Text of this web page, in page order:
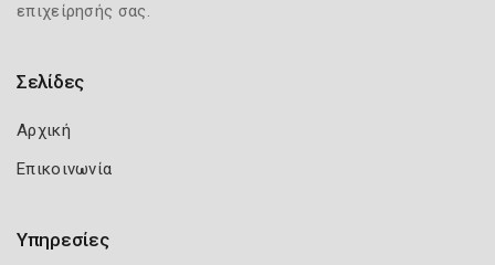
επιχείρησής σας.
Σελίδες
Αρχική
Επικοινωνία
Υπηρεσίες